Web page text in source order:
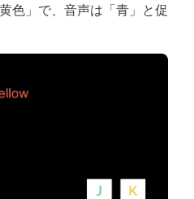
色」で、音声は「青」と促